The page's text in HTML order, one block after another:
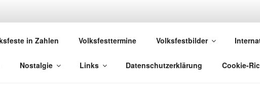
VOLKSFESTE
in Zahlen Volksfesttermine Volksfestbilder
Nostalgie Links Datenschutzerklärung Cookie-